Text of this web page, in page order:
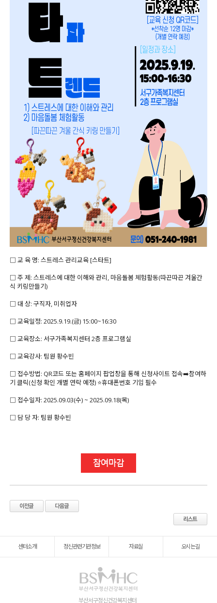
□ 교 육 명: 스트레스 관리교육 [스타트]
□ 주 제: 스트레스에 대한 이해와 관리, 마음돌봄 체험활동(따끈따끈 겨울간
식 키링만들기)
□ 대 상: 구직자, 미취업자
□ 교육일정: 2025.9.19.(금) 15:00~16:30
□ 교육장소: 서구가족복지센터 2층 프로그램실
□ 교육강사: 팀원 황수빈
□ 접수방법: QR코드 또는 홈페이지 팝업창을 통해 신청사이트 접속➡️참여하
기 클릭(신청 확인 개별 연락 예정) ⭐휴대폰번호 기입 필수
□ 접수일자: 2025.09.03(수) ~ 2025.09.18(목)
□ 담 당 자: 팀원 황수빈
참여마감
센터소개 정신관련기관정보 자료실 오시는길
부산서구정신건강복지센터